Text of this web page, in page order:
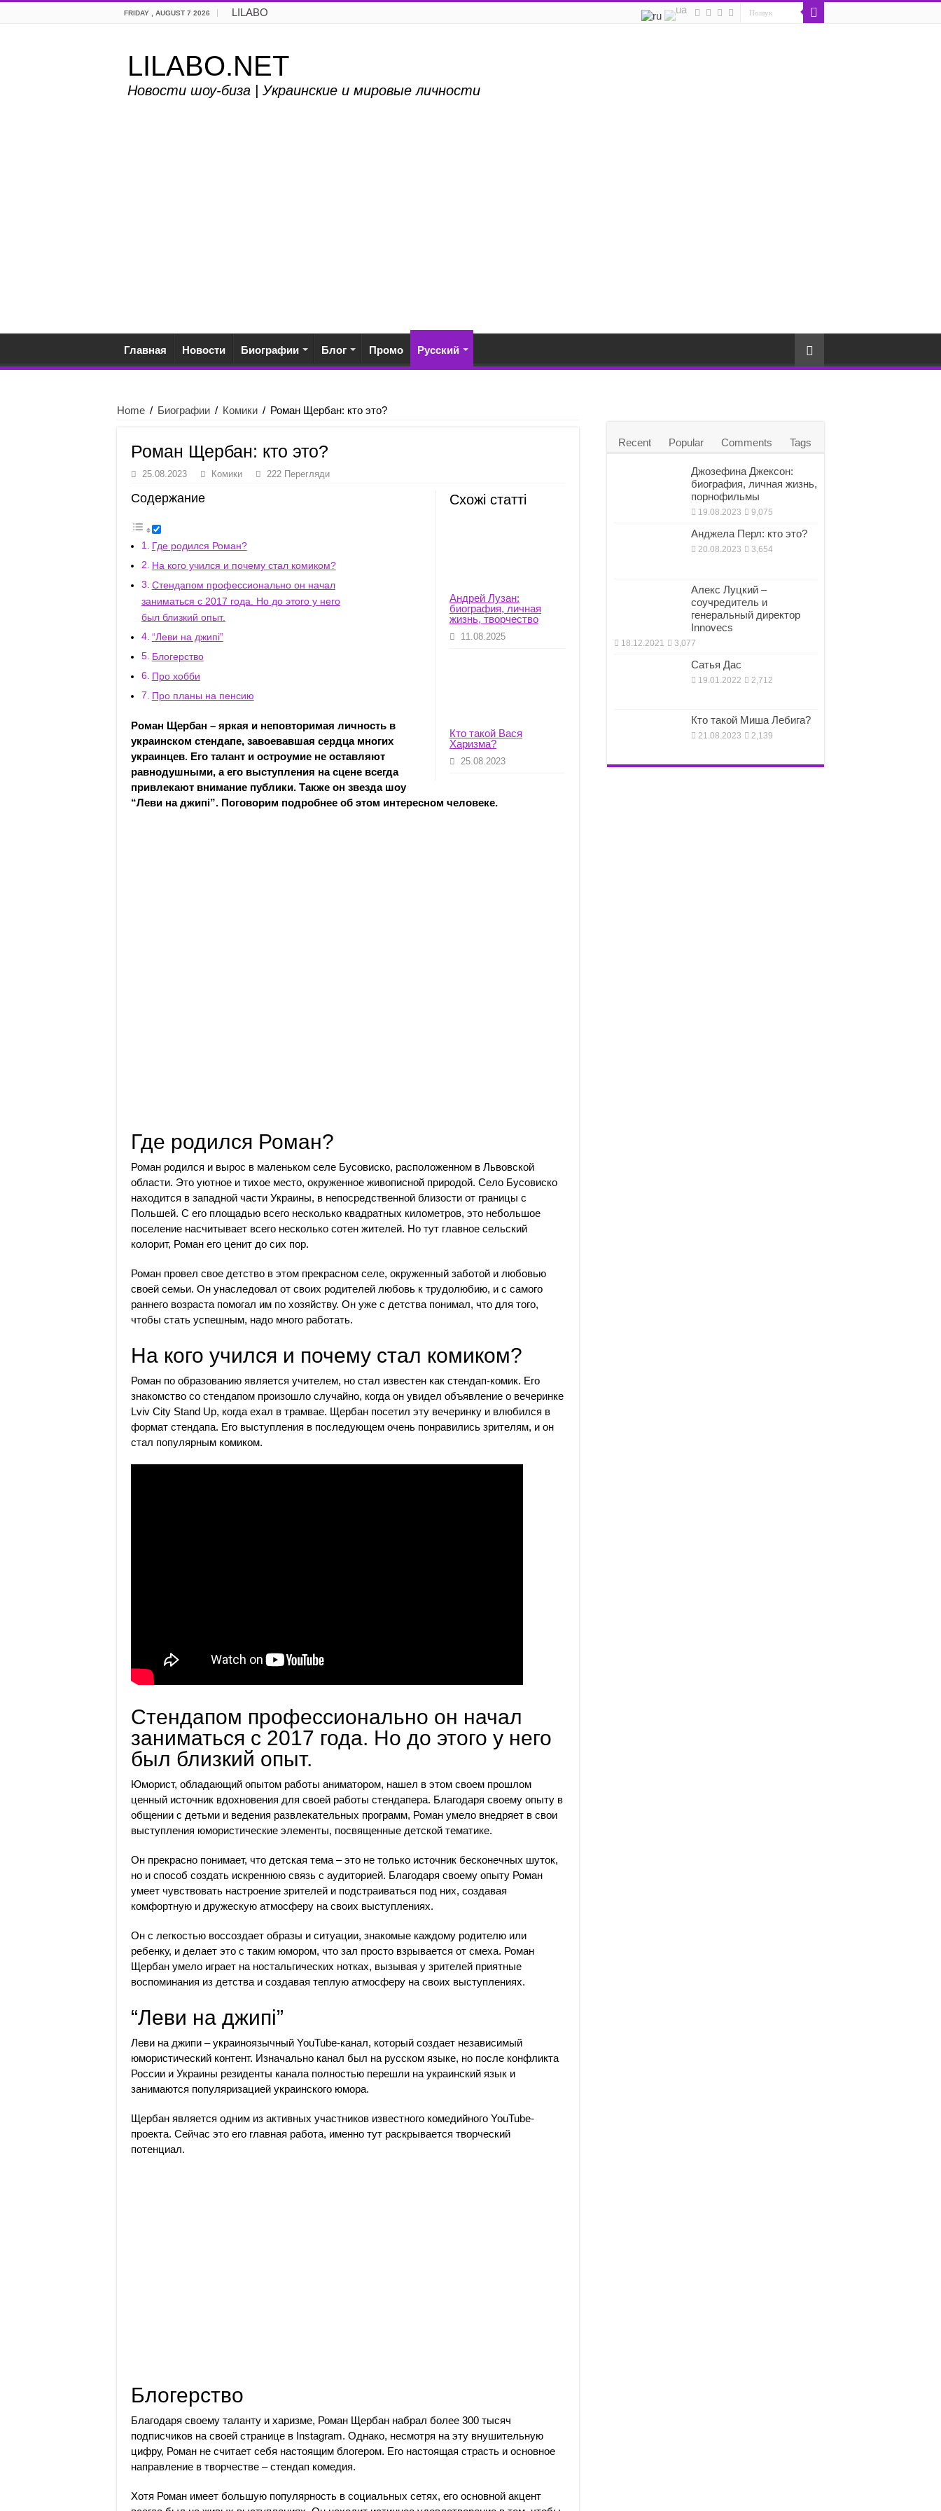
FRIDAY , AUGUST 7 2026 LILABO
LILABO.NET
Новости шоу-биза | Украинские и мировые личности
Главная Новости Биографии Блог Промо Русский
Home / Биографии / Комики / Роман Щербан: кто это?
Роман Щербан: кто это?
25.08.2023 Комики 222 Перегляди
Схожі статті
Андрей Лузан:
биография, личная
жизнь, творчество
11.08.2025
Кто такой Вася
Харизма?
25.08.2023
Содержание
Где родился Роман?
На кого учился и почему стал комиком?
Стендапом профессионально он начал
заниматься с 2017 года. Но до этого у него
был близкий опыт.
“Леви на джипі”
Блогерство
Про хобби
Про планы на пенсию
Роман Щербан – яркая и неповторимая личность в
украинском стендапе, завоевавшая сердца многих
украинцев. Его талант и остроумие не оставляют
равнодушными, а его выступления на сцене всегда
привлекают внимание публики. Также он звезда шоу
“Леви на джипі”. Поговорим подробнее об этом интересном человеке.
Где родился Роман?
Роман родился и вырос в маленьком селе Бусовиско, расположенном в Львовской
области. Это уютное и тихое место, окруженное живописной природой. Село Бусовиско
находится в западной части Украины, в непосредственной близости от границы с
Польшей. С его площадью всего несколько квадратных километров, это небольшое
поселение насчитывает всего несколько сотен жителей. Но тут главное сельский
колорит, Роман его ценит до сих пор.
Роман провел свое детство в этом прекрасном селе, окруженный заботой и любовью
своей семьи. Он унаследовал от своих родителей любовь к трудолюбию, и с самого
раннего возраста помогал им по хозяйству. Он уже с детства понимал, что для того,
чтобы стать успешным, надо много работать.
На кого учился и почему стал комиком?
Роман по образованию является учителем, но стал известен как стендап-комик. Его
знакомство со стендапом произошло случайно, когда он увидел объявление о вечеринке
Lviv City Stand Up, когда ехал в трамвае. Щербан посетил эту вечеринку и влюбился в
формат стендапа. Его выступления в последующем очень понравились зрителям, и он
стал популярным комиком.
Стендапом профессионально он начал
заниматься с 2017 года. Но до этого у него
был близкий опыт.
Юморист, обладающий опытом работы аниматором, нашел в этом своем прошлом
ценный источник вдохновения для своей работы стендапера. Благодаря своему опыту в
общении с детьми и ведения развлекательных программ, Роман умело внедряет в свои
выступления юмористические элементы, посвященные детской тематике.
Он прекрасно понимает, что детская тема – это не только источник бесконечных шуток,
но и способ создать искреннюю связь с аудиторией. Благодаря своему опыту Роман
умеет чувствовать настроение зрителей и подстраиваться под них, создавая
комфортную и дружескую атмосферу на своих выступлениях.
Он с легкостью воссоздает образы и ситуации, знакомые каждому родителю или
ребенку, и делает это с таким юмором, что зал просто взрывается от смеха. Роман
Щербан умело играет на ностальгических нотках, вызывая у зрителей приятные
воспоминания из детства и создавая теплую атмосферу на своих выступлениях.
“Леви на джипі”
Леви на джипи – украиноязычный YouTube-канал, который создает независимый
юмористический контент. Изначально канал был на русском языке, но после конфликта
России и Украины резиденты канала полностью перешли на украинский язык и
занимаются популяризацией украинского юмора.
Щербан является одним из активных участников известного комедийного YouTube-
проекта. Сейчас это его главная работа, именно тут раскрывается творческий
потенциал.
Блогерство
Благодаря своему таланту и харизме, Роман Щербан набрал более 300 тысяч
подписчиков на своей странице в Instagram. Однако, несмотря на эту внушительную
цифру, Роман не считает себя настоящим блогером. Его настоящая страсть и основное
направление в творчестве – стендап комедия.
Хотя Роман имеет большую популярность в социальных сетях, его основной акцент
Recent Popular Comments Tags
Джозефина Джексон:
биография, личная жизнь,
порнофильмы
19.08.2023 9,075
Анджела Перл: кто это?
20.08.2023 3,654
Алекс Луцкий –
соучредитель и
генеральный директор
Innovecs
18.12.2021 3,077
Сатья Дас
19.01.2022 2,712
Кто такой Миша Лебига?
21.08.2023 2,139